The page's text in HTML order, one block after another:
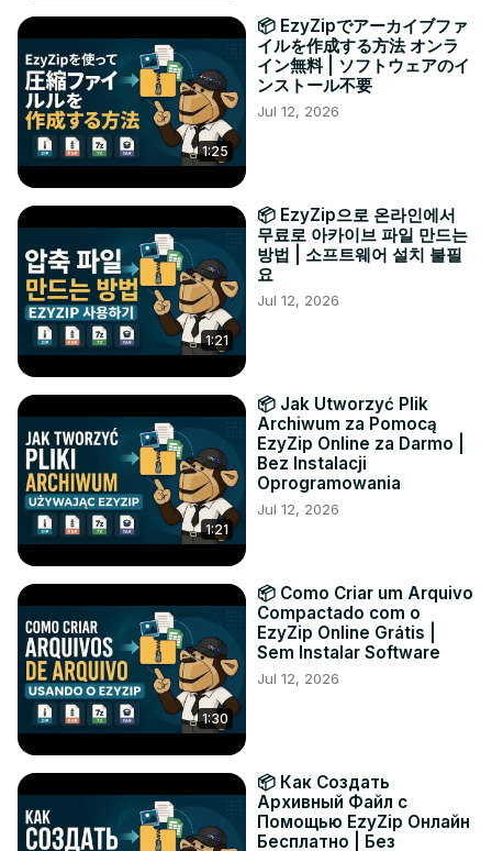
1:25
📦 EzyZipでアーカイブファ
イルを作成する方法 オンラ
イン無料 | ソフトウェアのイ
ンストール不要
Jul 12, 2026
1:21
📦 EzyZip으로 온라인에서
무료로 아카이브 파일 만드는
방법 | 소프트웨어 설치 불필
요
Jul 12, 2026
1:21
📦 Jak Utworzyć Plik
Archiwum za Pomocą
EzyZip Online za Darmo |
Bez Instalacji
Oprogramowania
Jul 12, 2026
1:30
📦 Como Criar um Arquivo
Compactado com o
EzyZip Online Grátis |
Sem Instalar Software
Jul 12, 2026
📦 Как Создать
Архивный Файл с
Помощью EzyZip Онлайн
Бесплатно | Без